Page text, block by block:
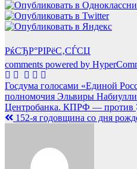
РќСЂР°РІРёС‚СЃСЏ
comments powered by
Навигация
по
записям
Госдума голосами «Единой
полномочия Эльвиры
Центробанка. КПРФ — против
152-я годовщина со дня